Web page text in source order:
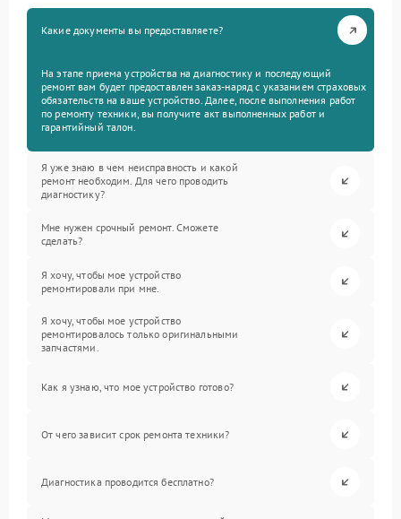
Какие документы вы предоставляете?
На этапе приема устройства на диагностику и последующий
ремонт вам будет предоставлен заказ-наряд с указанием страховых
обязательств на ваше устройство. Далее, после выполнения работ
по ремонту техники, вы получите акт выполненных работ и
гарантийный талон.
Я уже знаю в чем неисправность и какой
ремонт необходим. Для чего проводить
диагностику?
Мне нужен срочный ремонт. Сможете
сделать?
Я хочу, чтобы мое устройство
ремонтировали при мне.
Я хочу, чтобы мое устройство
ремонтировалось только оригинальными
запчастями.
Как я узнаю, что мое устройство готово?
От чего зависит срок ремонта техники?
Диагностика проводится бесплатно?